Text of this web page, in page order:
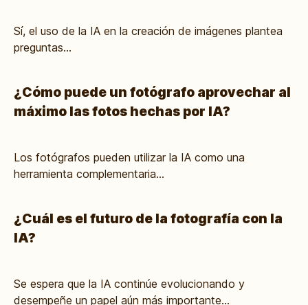
Sí, el uso de la IA en la creación de imágenes plantea
preguntas...
¿Cómo puede un fotógrafo aprovechar al
máximo las fotos hechas por IA?
Los fotógrafos pueden utilizar la IA como una
herramienta complementaria...
¿Cuál es el futuro de la fotografía con la
IA?
Se espera que la IA continúe evolucionando y
desempeñe un papel aún más importante...